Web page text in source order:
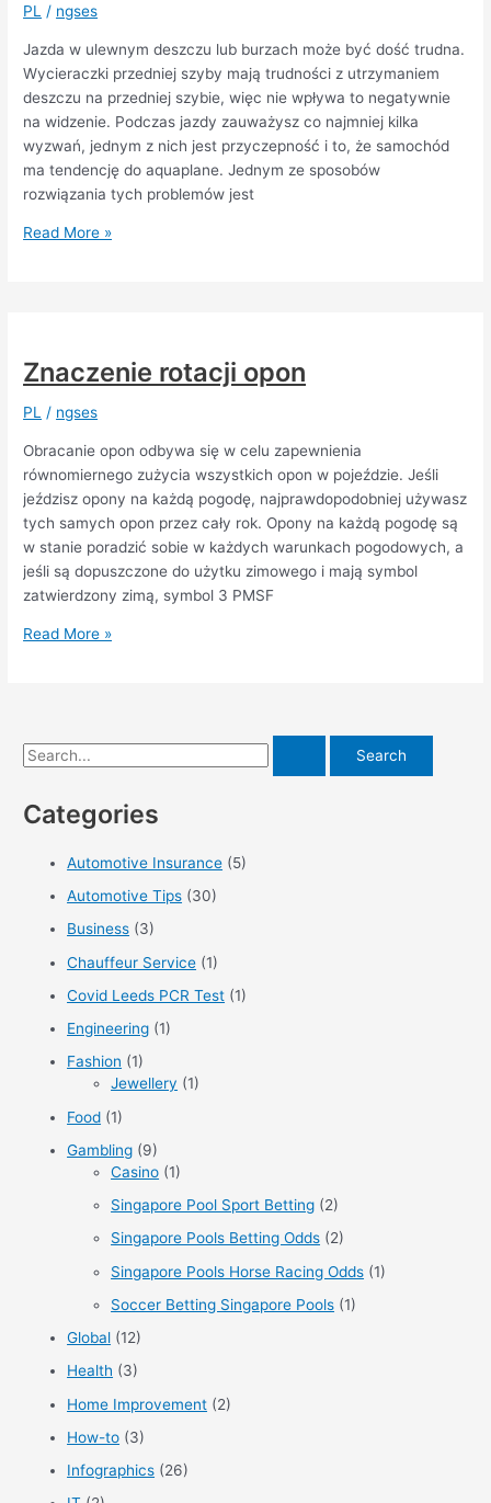
PL / ngses
Jazda w ulewnym deszczu lub burzach może być dość trudna.
Wycieraczki przedniej szyby mają trudności z utrzymaniem
deszczu na przedniej szybie, więc nie wpływa to negatywnie
na widzenie. Podczas jazdy zauważysz co najmniej kilka
wyzwań, jednym z nich jest przyczepność i to, że samochód
ma tendencję do aquaplane. Jednym ze sposobów
rozwiązania tych problemów jest
Opony,
nawierzchni
do
jazdy
w
ulewnym
deszczu
Read More »
Znaczenie rotacji opon
PL / ngses
Obracanie opon odbywa się w celu zapewnienia
równomiernego zużycia wszystkich opon w pojeździe. Jeśli
jeździsz opony na każdą pogodę, najprawdopodobniej używasz
tych samych opon przez cały rok. Opony na każdą pogodę są
w stanie poradzić sobie w każdych warunkach pogodowych, a
jeśli są dopuszczone do użytku zimowego i mają symbol
zatwierdzony zimą, symbol 3 PMSF
Znaczenie
Read More »
S
a
Categories
Automotive Insurance (5)
Automotive Tips (30)
Business (3)
Chauffeur Service (1)
Covid Leeds PCR Test (1)
Engineering (1)
Fashion (1)
Jewellery (1)
Food (1)
Gambling (9)
Casino (1)
Singapore Pool Sport Betting (2)
Singapore Pools Betting Odds (2)
Singapore Pools Horse Racing Odds (1)
Soccer Betting Singapore Pools (1)
Global (12)
Health (3)
Home Improvement (2)
How-to (3)
Infographics (26)